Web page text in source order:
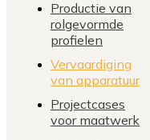
Productie van
rolgevormde
profielen
Vervaardiging
van apparatuur
Projectcases
voor maatwerk